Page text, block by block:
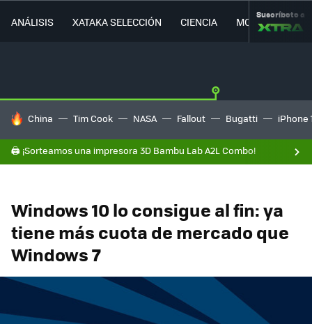
ANÁLISIS XATAKA SELECCIÓN CIENCIA MOVILIDAD
Suscríbete a
HOY SE HABLA DE
China Tim Cook NASA Fallout Bugatti iPhone
🖨️ ¡Sorteamos una impresora 3D Bambu Lab A2L Combo!
Windows 10 lo consigue al fin: ya
tiene más cuota de mercado que
Windows 7